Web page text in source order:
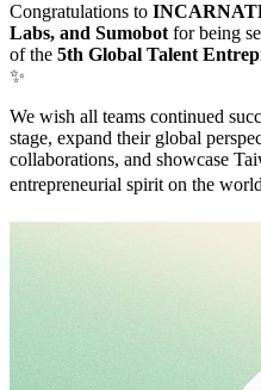
Congratulations to
Labs, and Sumobotfor being
of the 5th Global Talent
✨
We wish all teams continued
stage, expand their global
collaborations, and showcase
entrepreneurial spirit on the